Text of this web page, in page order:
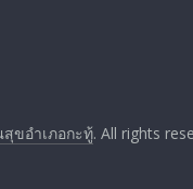
ขอำเภอกะทู้. All rights